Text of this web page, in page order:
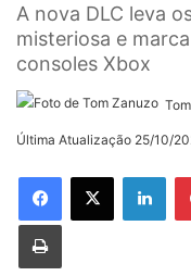
A nova DLC leva
misteriosa e
consoles Xbox
Última Atualização 25/10/
Imprimir